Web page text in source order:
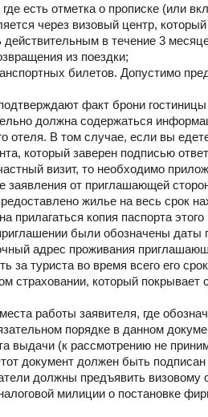
где есть отметка о прописке (или
через визовый центр,
в течение 3
из поездки;
билетов. Допустимо
факт брони
должна содержаться
отеля. В том случае, если вы
который заверен подписью
визит, то необходимо
заявления от приглашающей
жилье на весь срок
прилагаться копия паспорта
были обозначены даты
адрес проживания
за туриста во время всего его
страховании, который
работы заявителя, где
порядке в данном
выдачи (к рассмотрению не
документ должен быть
должны предъявить
милиции о постановке